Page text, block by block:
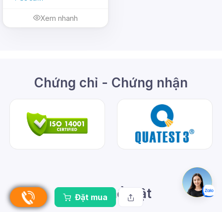
Xem nhanh
Đặt mua
Chứng chỉ - Chứng nhận
Video nổi bật